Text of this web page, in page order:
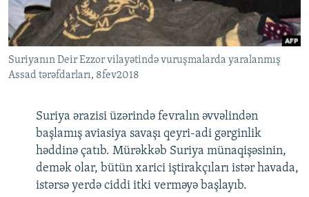
İNFOQRAFIKA
KARIKATURA
AZƏRBAYCAN ƏDƏBIYYATI KITABXANASI
İSLAM VƏ DEMOKRATIYA
İZ - MƏDƏNIYYƏT PROQRAMI
MISSIYAMIZ
PEŞƏ ETIKASI VƏ JURNALISTIKA STANDARTLARIMIZ
MATERIALLARIMIZDAN ISTIFADƏ
BIZIMLƏ ƏLAQƏ
XƏBƏR BÜLLETENLƏRIMIZ
BIZI IZLƏ
Suriyanın Deir Ezzor vilayətində vuruşmalarda yaralanmış
Assad tərəfdarları, 8fev2018
Suriya ərazisi üzərində fevralın əvvəlindən
başlamış aviasiya savaşı qeyri-adi gərginlik
həddinə çatıb. Mürəkkəb Suriya münaqişəsinin,
demək olar, bütün xarici iştirakçıları istər havada,
istərsə yerdə ciddi itki verməyə başlayıb.